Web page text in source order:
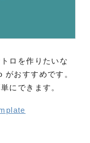
ロを作りたいな
おすすめです。
にできます。